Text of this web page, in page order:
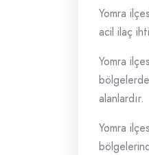
Yomra
acil ilaç
Yomra
alanlardır.
Yomra